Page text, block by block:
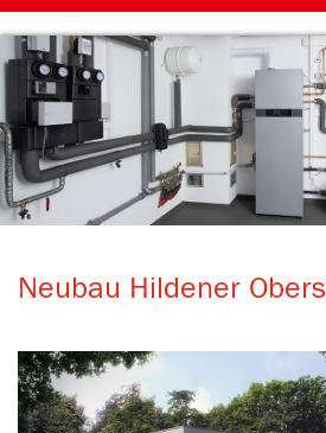
Neubau Hildener